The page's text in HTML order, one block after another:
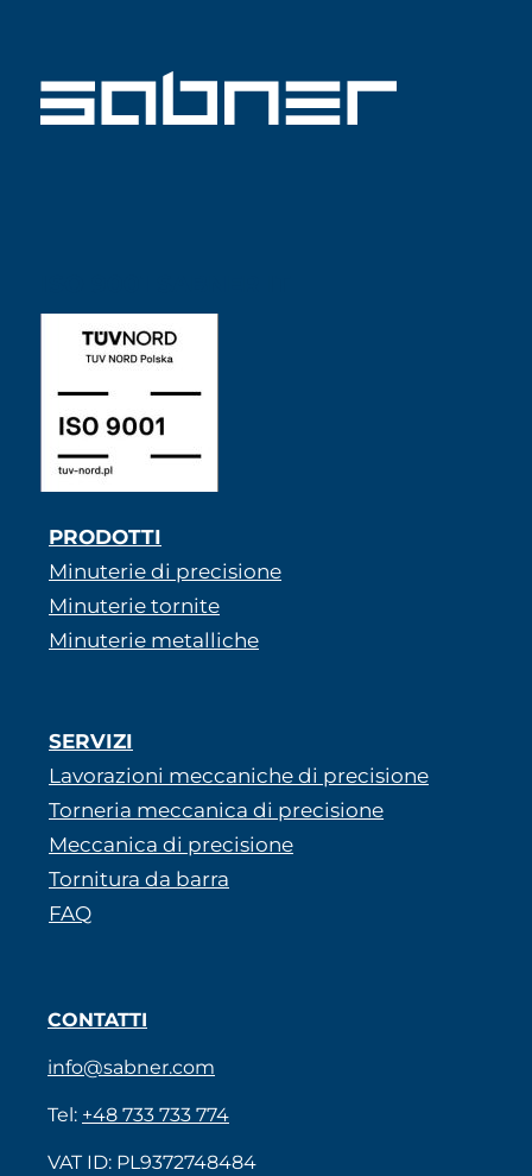
PRODOTTI
Minuterie di precisione
Minuterie tornite
Minuterie metalliche
SERVIZI
Lavorazioni meccaniche di precisione
Torneria meccanica di precisione
Meccanica di precisione
Tornitura da barra
FAQ
CONTATTI
info@sabner.com
Tel: +48 733 733 774
VAT ID: PL9372748484